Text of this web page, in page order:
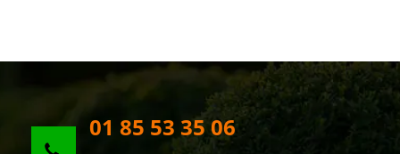
01 85 53 35 06